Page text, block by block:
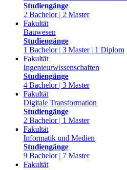
Studiengänge
2 Bachelor | 2 Master
Fakultät
Bauwesen
Studiengänge
1 Bachelor | 3 Master | 1 Diplom
Fakultät
Ingenieurwissenschaften
Studiengänge
4 Bachelor | 3 Master
Fakultät
Digitale Transformation
Studiengänge
2 Bachelor | 1 Master
Fakultät
Informatik und Medien
Studiengänge
9 Bachelor | 7 Master
Fakultät